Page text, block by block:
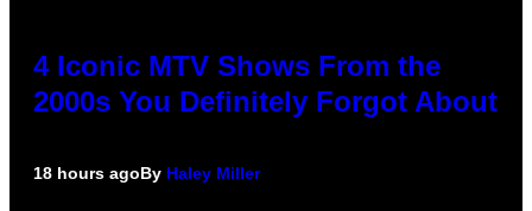
4 Iconic MTV Shows From the
2000s You Definitely Forgot About
18 hours agoBy Haley Miller